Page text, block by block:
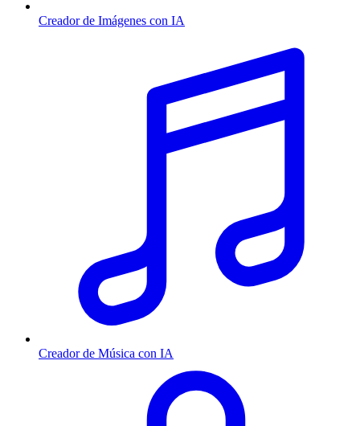
Creador de Imágenes con IA
Creador de Música con IA